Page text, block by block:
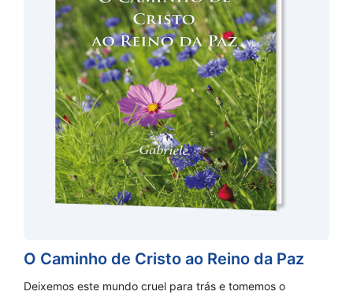
O Caminho de Cristo ao Reino da Paz
Deixemos este mundo cruel para trás e tomemos o